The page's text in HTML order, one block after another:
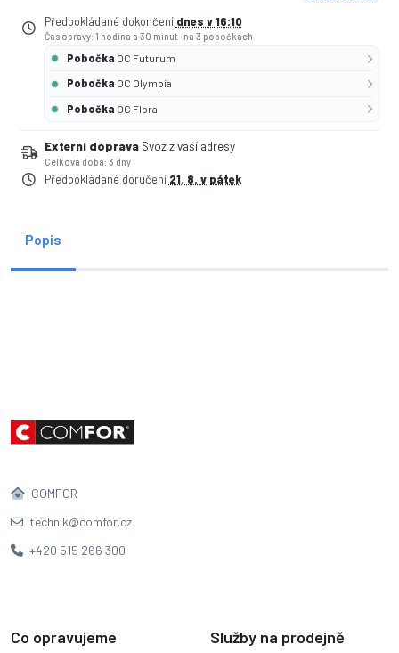
Předpokládané dokončení dnes v 16:10
Čas opravy: 1 hodina a 30 minut · na 3 pobočkách
Pobočka OC Futurum
Pobočka OC Olympia
Pobočka OC Flora
Externí doprava Svoz z vaší adresy
Celková doba: 3 dny
Předpokládané doručení 21. 8. v pátek
Popis
COMFOR
technik@comfor.cz
+420 515 266 300
Co opravujeme Služby na prodejně